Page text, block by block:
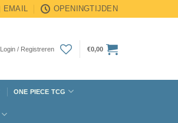
EMAIL OPENINGTIJDEN
Login / Registreren €0,00
ONE PIECE TCG